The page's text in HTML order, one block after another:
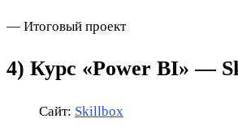
— Итоговый проект
4) Курс «Power BI» —
Сайт: Skillbox